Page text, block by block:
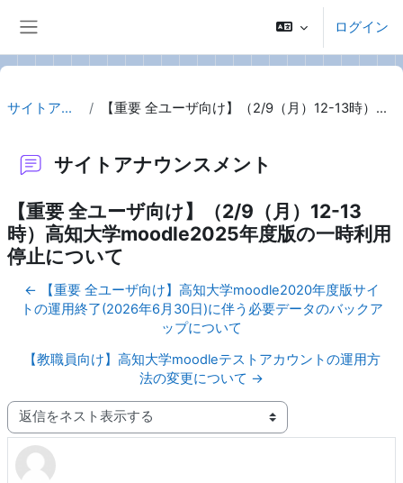
ログイン
サイトアナウンスメント 【重要 全ユーザ向け】（2/9（月）12-13時）高知大学moodle2025年度版の一時利用停止について
サイトアナウンスメント
【重要 全ユーザ向け】（2/9（月）12-13
時）高知大学moodle2025年度版の一時利用
停止について
← 【重要 全ユーザ向け】高知大学moodle2020年度版サイ
トの運用終了(2026年6月30日)に伴う必要データのバックア
ップについて
【教職員向け】高知大学moodleテストアカウントの運用方
法の変更について →
表示モード